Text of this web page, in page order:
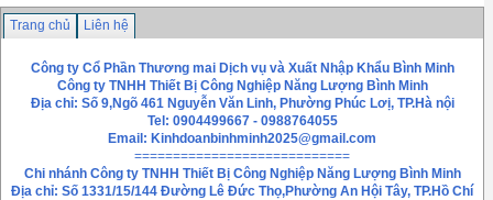
Trang chủ Liên hệ
Công ty Cổ Phần Thương mai Dịch vụ và Xuất Nhập Khẩu Bình Minh
Công ty TNHH Thiết Bị Công Nghiệp Năng Lượng Bình Minh
Địa chỉ: Số 9,Ngõ 461 Nguyễn Văn Linh, Phường Phúc Lơị, TP.Hà nội
Tel: 0904499667 - 0988764055
Email: Kinhdoanbinhminh2025@gmail.com
============================
Chi nhánh Công ty TNHH Thiết Bị Công Nghiệp Năng Lượng Bình Minh
Địa chỉ: Số 1331/15/144 Đường Lê Đức Thọ,Phường An Hội Tây, TP.Hồ Chí